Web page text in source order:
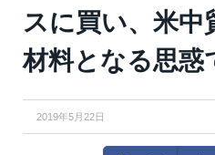
スに買い、米中
材料となる思惑
2019年5月22日